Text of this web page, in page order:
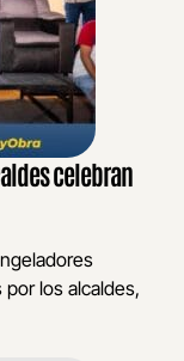
celebran
los alcaldes,